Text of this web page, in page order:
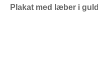
Plakat med læber i guld